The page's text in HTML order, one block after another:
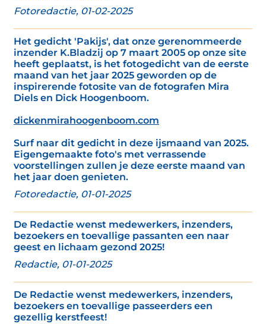
Fotoredactie, 01-02-2025
Het gedicht 'Pakijs', dat onze gerenommeerde
inzender K.Bladzij op 7 maart 2005 op onze site
heeft geplaatst, is het fotogedicht van de eerste
maand van het jaar 2025 geworden op de
inspirerende fotosite van de fotografen Mira
Diels en Dick Hoogenboom.
dickenmirahoogenboom.com
Surf naar dit gedicht in deze ijsmaand van 2025.
Eigengemaakte foto's met verrassende
voorstellingen zullen je deze eerste maand van
het jaar doen genieten.
Fotoredactie, 01-01-2025
De Redactie wenst medewerkers, inzenders,
bezoekers en toevallige passanten een naar
geest en lichaam gezond 2025!
Redactie, 01-01-2025
De Redactie wenst medewerkers, inzenders,
bezoekers en toevallige passeerders een
gezellig kerstfeest!